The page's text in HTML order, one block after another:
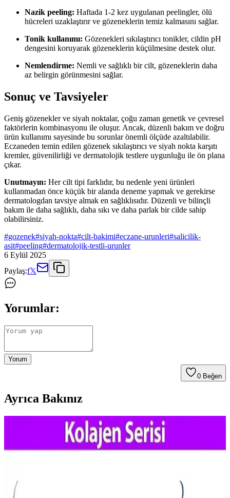
Nazik peeling: Haftada 1-2 kez uygulanan peelingler, ölü
hücreleri uzaklaştırır ve gözeneklerin temiz kalmasını sağlar.
Tonik kullanımı: Gözenekleri sıkılaştırıcı tonikler, cildin pH
dengesini koruyarak gözeneklerin küçülmesine destek olur.
Nemlendirme: Nemli ve sağlıklı bir cilt, gözeneklerin daha
az belirgin görünmesini sağlar.
Sonuç ve Tavsiyeler
Geniş gözenekler ve siyah noktalar, çoğu zaman genetik ve çevresel
faktörlerin kombinasyonu ile oluşur. Ancak, düzenli bakım ve doğru
ürün kullanımı sayesinde bu sorunlar önemli ölçüde azaltılabilir.
Eczaneden temin edilen gözenek sıkılaştırıcı ve siyah nokta karşıtı
kremler, güvenilirliği ve dermatolojik testlere uygunluğu ile ön plana
çıkar.
Unutmayın: Her cilt tipi farklıdır, bu nedenle yeni ürünleri
kullanmadan önce küçük bir alanda deneme yapmak ve gerekirse
dermatologdan tavsiye almak en sağlıklısıdır. Düzenli ve bilinçli
bakım ile daha sağlıklı, daha sıkı ve daha parlak bir cilde sahip
olabilirsiniz.
#gozenek#siyah-nokta#cilt-bakimi#eczane-urunleri#salicilik-
asit#peeling#dermatolojik-testli-urunler
6 Eylül 2025
Paylaş:f𝕏
Yorumlar:
Yorum
0 Beğen
Ayrıca Bakınız
Gözenek Görünümünü Azaltmak İçin Asya Güzellik
Ürünleri ve Bakım Yöntemleri
maskeleri gibi Asya güzellik ürünleri düzenli kullanımda etkili
sonuçlar sunar.